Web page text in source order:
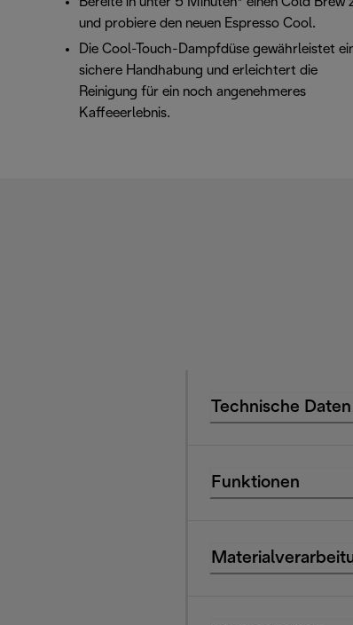
und probiere den neuen Espresso Cool.
Die Cool-Touch-Dampfdüse gewährleistet
sichere Handhabung und erleichtert die
Reinigung für ein noch angenehmeres
Kaffeeerlebnis.
Technische Daten
Funktionen